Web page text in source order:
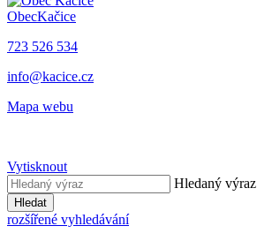
ObecKačice
723 526 534
info@kacice.cz
Mapa webu
Vytisknout
Hledaný výraz
Hledat
rozšířené vyhledávání